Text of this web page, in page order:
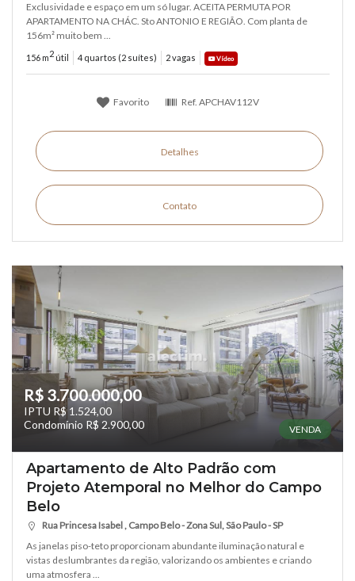
Exclusividade e espaço em um só lugar. ACEITA PERMUTA POR
APARTAMENTO NA CHÁC. Sto ANTONIO E REGIÃO. Com planta de
156m² muito bem ...
156 m2 útil 4 quartos (2 suítes) 2 vagas Vídeo
Favorito Ref. APCHAV112V
Detalhes
Contato
R$ 3.700.000,00
IPTU R$ 1.524,00
Condomínio R$ 2.900,00
VENDA
Apartamento de Alto Padrão com
Projeto Atemporal no Melhor do Campo
Belo
Rua Princesa Isabel , Campo Belo - Zona Sul, São Paulo - SP
As janelas piso-teto proporcionam abundante iluminação natural e
vistas deslumbrantes da região, valorizando os ambientes e criando
uma atmosfera ...